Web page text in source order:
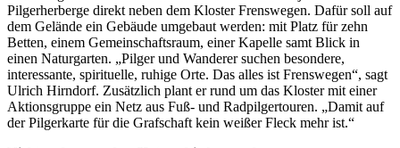
Pilgerherberge direkt neben dem Kloster Frenswegen. Dafür soll auf
dem Gelände ein Gebäude umgebaut werden: mit Platz für zehn
Betten, einem Gemeinschaftsraum, einer Kapelle samt Blick in
einen Naturgarten. „Pilger und Wanderer suchen besondere,
interessante, spirituelle, ruhige Orte. Das alles ist Frenswegen“, sagt
Ulrich Hirndorf. Zusätzlich plant er rund um das Kloster mit einer
Aktionsgruppe ein Netz aus Fuß- und Radpilgertouren. „Damit auf
der Pilgerkarte für die Grafschaft kein weißer Fleck mehr ist.“